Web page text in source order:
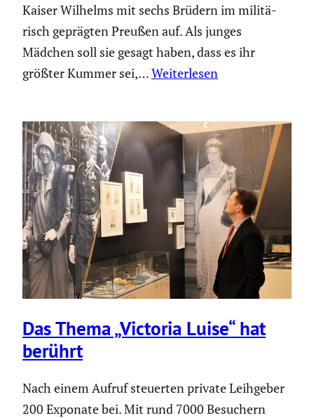
Kaiser Wilhelms mit sechs Brüdern im militä­
risch geprägten Preußen auf. Als junges
Mädchen soll sie gesagt haben, dass es ihr
größter Kummer sei,…Weiterlesen
Das Thema „Victoria Luise“ hat
berührt
Nach einem Aufruf steuerten private Leihgeber
200 Exponate bei. Mit rund 7000 Besuchern